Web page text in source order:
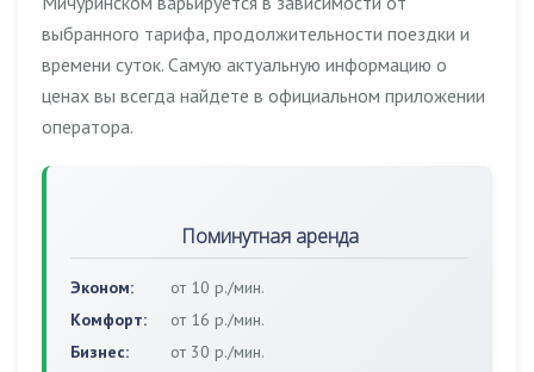
выбранного тарифа, продолжительности поездки и
времени суток. Самую актуальную информацию о
ценах вы всегда найдете в официальном приложении
оператора.
Поминутная аренда
Эконом:
от 10 р./мин.
Комфорт:
от 16 р./мин.
Бизнес:
от 30 р./мин.